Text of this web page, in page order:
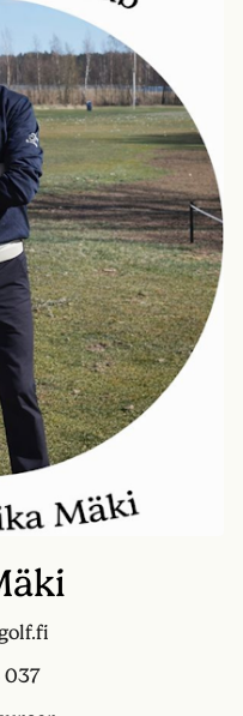
037